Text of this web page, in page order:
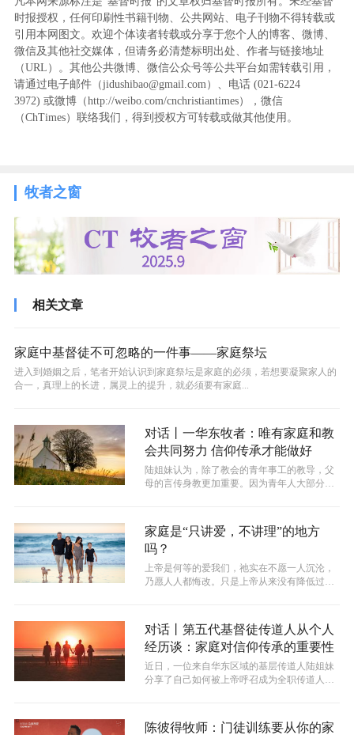
时报授权，任何印刷性书籍刊物、公共网站、电子刊物不得转载或
引用本网图文。欢迎个体读者转载或分享于您个人的博客、微博、
微信及其他社交媒体，但请务必清楚标明出处、作者与链接地址
（URL）。其他公共微博、微信公众号等公共平台如需转载引用，
请通过电子邮件（jidushibao@gmail.com）、电话 (021-6224
3972) ‬或微博（http://weibo.com/cnchristiantimes），微信
（ChTimes）联络我们，得到授权方可转载或做其他使用。
牧者之窗
相关文章
家庭中基督徒不可忽略的一件事——家庭祭坛
进入到婚姻之后，笔者开始认识到家庭祭坛是家庭的必须，若想要凝聚家人的
合一，真理上的长进，属灵上的提升，就必须要有家庭...
对话丨一华东牧者：唯有家庭和教
会共同努力 信仰传承才能做好
陆姐妹认为，除了教会的青年事工的教导，父
母的言传身教更加重要。因为青年人大部分的
家庭是“只讲爱，不讲理”的地方
吗？
上帝是何等的爱我们，祂实在不愿一人沉沦，
乃愿人人都悔改。只是上帝从来没有降低过祂
对话丨第五代基督徒传道人从个人
经历谈：家庭对信仰传承的重要性
近日，一位来自华东区域的基层传道人陆姐妹
分享了自己如何被上帝呼召成为全职传道人以
陈彼得牧师：门徒训练要从你的家